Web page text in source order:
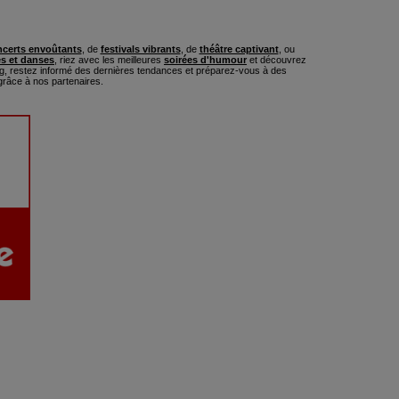
envoûtants, de festivals vibrants, de théâtre captivant, ou
et danses , riez avec les meilleures soirées d'humour et découvrez
restez informé des dernières tendances et préparez-vous à des
à nos partenaires.